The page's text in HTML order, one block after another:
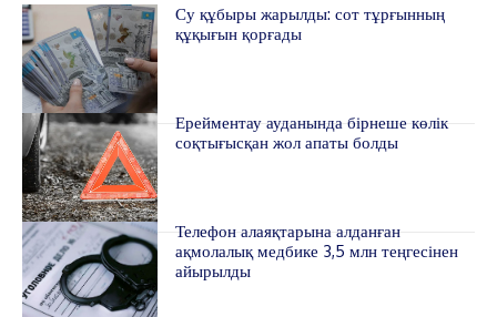
Су құбыры жарылды: сот тұрғынның
құқығын қорғады
Ерейментау ауданында бірнеше көлік
соқтығысқан жол апаты болды
Телефон алаяқтарына алданған
ақмолалық медбике 3,5 млн теңгесінен
айырылды